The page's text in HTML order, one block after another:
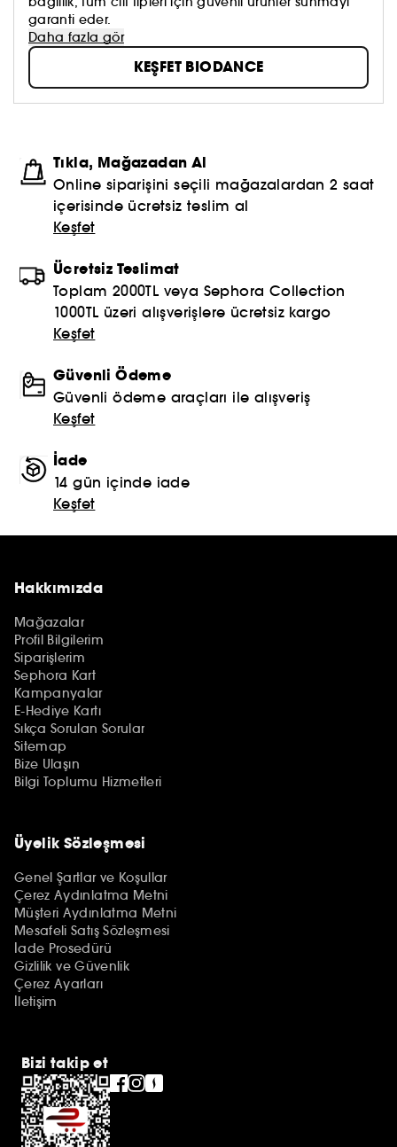
garanti eder.
Daha fazla gör
KEŞFET BIODANCE
Tıkla, Mağazadan Al
Online siparişini seçili mağazalardan 2 saat
içerisinde ücretsiz teslim al
Keşfet
Ücretsiz Teslimat
Toplam 2000TL veya Sephora Collection
1000TL üzeri alışverişlere ücretsiz kargo
Keşfet
Güvenli Ödeme
Güvenli ödeme araçları ile alışveriş
Keşfet
İade
14 gün içinde iade
Keşfet
Hakkımızda
Mağazalar
Profil Bilgilerim
Siparişlerim
Sephora Kart
Kampanyalar
E-Hediye Kartı
Sıkça Sorulan Sorular
Sitemap
Bize Ulaşın
Bilgi Toplumu Hizmetleri
Üyelik Sözleşmesi
Genel Şartlar ve Koşullar
Çerez Aydınlatma Metni
Müşteri Aydınlatma Metni
Mesafeli Satış Sözleşmesi
İade Prosedürü
Gizlilik ve Güvenlik
Çerez Ayarları
İletişim
Bizi takip et